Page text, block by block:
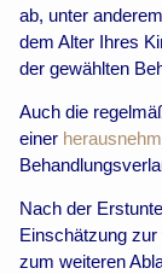
ab, unter
dem Alter Ihres
der gewählten
Auch die
einer
Nach der
Einschätzung
zum weiteren